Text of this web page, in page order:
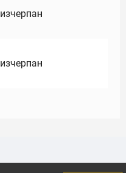
изчерпан
изчерпан